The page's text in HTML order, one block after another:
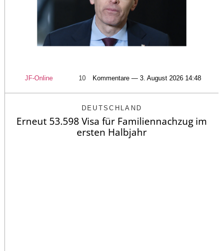
JF-Online 10 Kommentare — 3. August 2026 14:48
DEUTSCHLAND
Erneut 53.598 Visa für Familiennachzug im
ersten Halbjahr